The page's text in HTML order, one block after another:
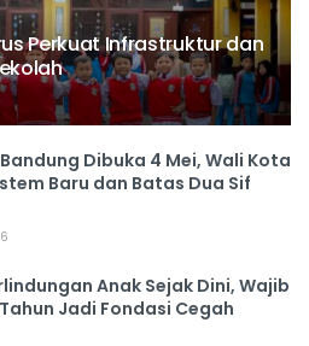
Perkuat Infrastruktur dan
Dibuka 4 Mei, Wali Kota
Baru dan Batas Dua Sif
Anak Sejak Dini, Wajib
Jadi Fondasi Cegah